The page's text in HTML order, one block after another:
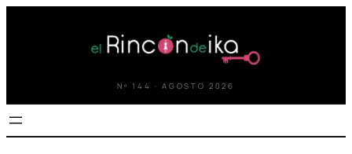
Nº 144 · AGOSTO 2026